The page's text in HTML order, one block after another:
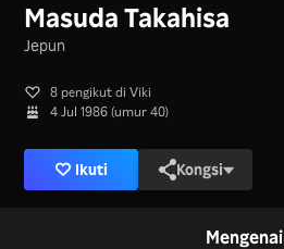
Masuda Takahisa
Jepun
8 pengikut di Viki
4 Jul 1986 (umur 40)
Ikuti Kongsi
Mengenai